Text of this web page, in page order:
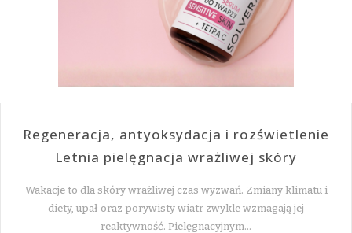
Regeneracja, antyoksydacja i rozświetlenie
Letnia pielęgnacja wrażliwej skóry
Wakacje to dla skóry wrażliwej czas wyzwań. Zmiany klimatu i
diety, upał oraz porywisty wiatr zwykle wzmagają jej
reaktywność. Pielęgnacyjnym…